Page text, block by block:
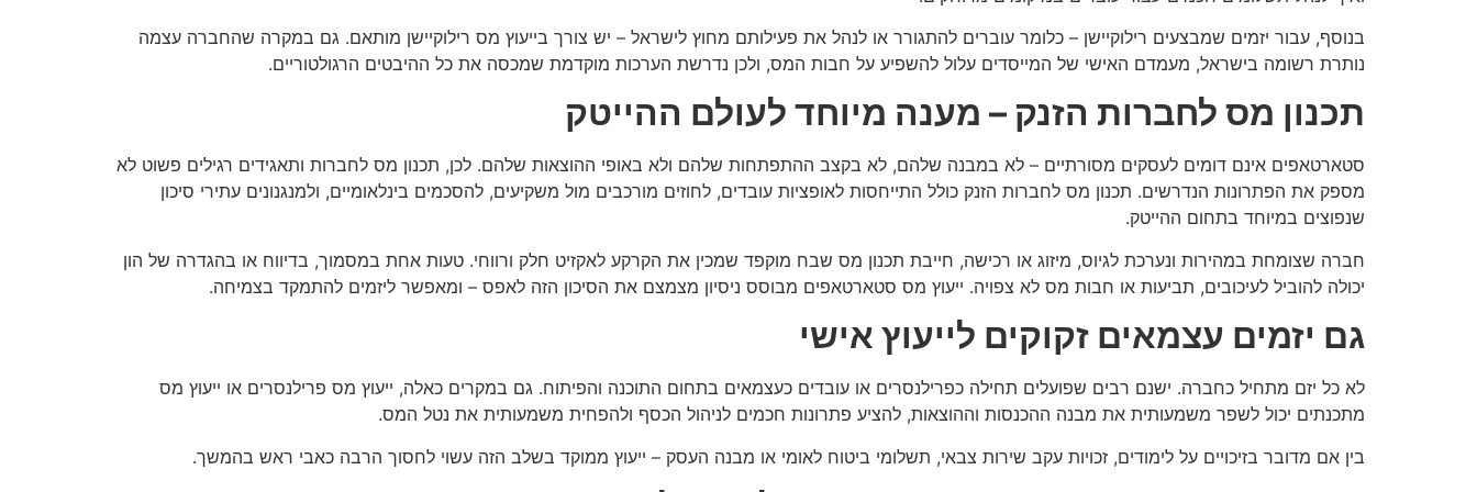
בנוסף, עבור יזמים שמבצעים רילוקיישן – כלומר עוברים להתגורר או לנהל את פעילותם מחוץ לישראל – יש צורך בייעוץ מס רילוקיישן מותאם. גם במקרה שהחברה עצמה
נותרת רשומה בישראל, מעמדם האישי של המייסדים עלול להשפיע על חבות המס, ולכן נדרשת הערכות מוקדמת שמכסה את כל ההיבטים הרגולטוריים.
תכנון מס לחברות הזנק – מענה מיוחד לעולם ההייטק
סטארטאפים אינם דומים לעסקים מסורתיים – לא במבנה שלהם, לא בקצב ההתפתחות שלהם ולא באופי ההוצאות שלהם. לכן, תכנון מס לחברות ותאגידים רגילים פשוט לא
מספק את הפתרונות הנדרשים. תכנון מס לחברות הזנק כולל התייחסות לאופציות עובדים, לחוזים מורכבים מול משקיעים, להסכמים בינלאומיים, ולמנגנונים עתירי סיכון
שנפוצים במיוחד בתחום ההייטק.
חברה שצומחת במהירות ונערכת לגיוס, מיזוג או רכישה, חייבת תכנון מס שבח מוקפד שמכין את הקרקע לאקזיט חלק ורווחי. טעות אחת במסמוך, בדיווח או בהגדרה של הון
יכולה להוביל לעיכובים, תביעות או חבות מס לא צפויה. ייעוץ מס סטארטאפים מבוסס ניסיון מצמצם את הסיכון הזה לאפס – ומאפשר ליזמים להתמקד בצמיחה.
גם יזמים עצמאים זקוקים לייעוץ אישי
לא כל יזם מתחיל כחברה. ישנם רבים שפועלים תחילה כפרילנסרים או עובדים כעצמאים בתחום התוכנה והפיתוח. גם במקרים כאלה, ייעוץ מס פרילנסרים או ייעוץ מס
מתכנתים יכול לשפר משמעותית את מבנה ההכנסות וההוצאות, להציע פתרונות חכמים לניהול הכסף ולהפחית משמעותית את נטל המס.
בין אם מדובר בזיכויים על לימודים, זכויות עקב שירות צבאי, תשלומי ביטוח לאומי או מבנה העסק – ייעוץ ממוקד בשלב הזה עשוי לחסוך הרבה כאבי ראש בהמשך.